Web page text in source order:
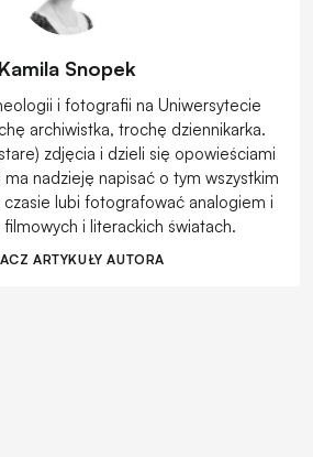
Kamila Snopek
i fotografii na Uniwersytecie
archiwistka, trochę dziennikarka.
zdjęcia i dzieli się opowieściami
nadzieję napisać o tym wszystkim
czasie lubi fotografować analogiem i
i literackich światach.
ARTYKUŁY AUTORA